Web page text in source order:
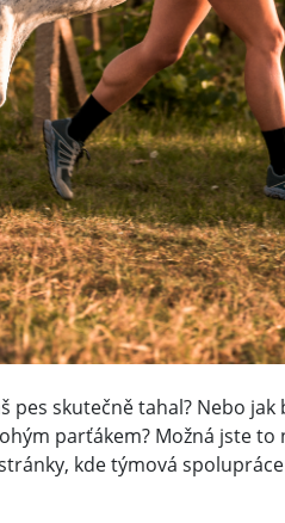
pes skutečně tahal? Nebo
parťákem? Možná jste
kde týmová